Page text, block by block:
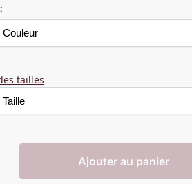
:
tailles
Ajouter au panier